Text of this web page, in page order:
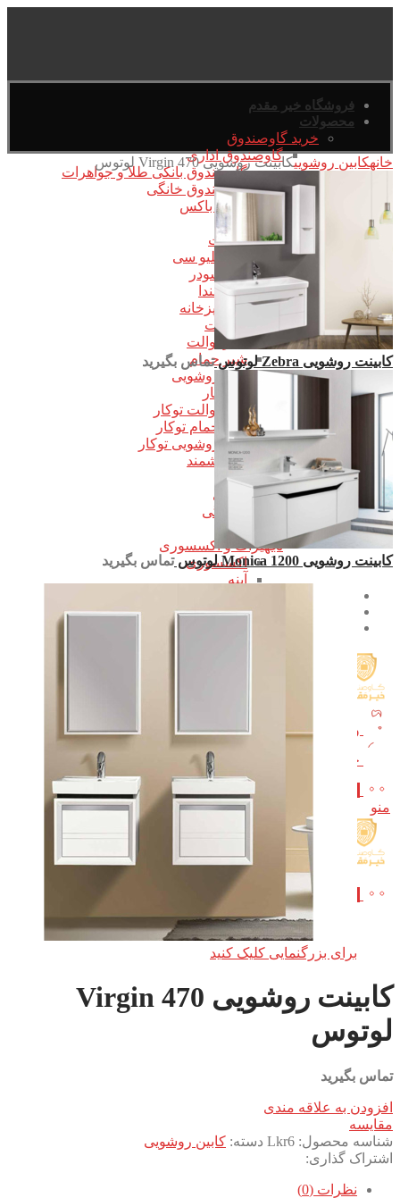
فروشگاه خیر مقدم
محصولات
خرید گاوصندوق
گاوصندوق اداری
گاوصندوق بانکی طلا و جواهرات
گاوصندوق خانگی
سیف باکس
برند شیرآلات
کی دبلیو سی
برند شودر
برند بلندا
شیرهای آشپزخانه
ست شیرآلات
شیر توالت
شیر حمام
شیر روشویی
شیرهای توکار
شیر توالت توکار
شیر حمام توکار
شیر روشویی توکار
شیرهای هوشمند
علم یونیکا
شیر مرکزی
شیرهای رنگی
کابین روشویی
تجهیزات و اکسسوری
اکسسوری
آینه
ورود / ثبت نام
جستجو
منو
0 تومان
خانهکابین روشوییکابینت روشویی Virgin 470 لوتوس
کابینت روشویی Zebra لوتوس تماس بگیرید
کابینت روشویی Monica 1200 لوتوس تماس بگیرید
برای بزرگنمایی کلیک کنید
کابینت روشویی Virgin 470
لوتوس
تماس بگیرید
افزودن به علاقه مندی
مقایسه
شناسه محصول: Lkr6 دسته: کابین روشویی
اشتراک گذاری:
نظرات (0)